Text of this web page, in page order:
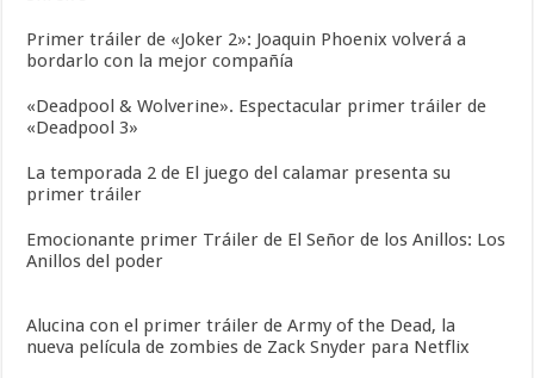
Primer tráiler de «Joker 2»: Joaquin Phoenix volverá a
bordarlo con la mejor compañía
«Deadpool & Wolverine». Espectacular primer tráiler de
«Deadpool 3»
La temporada 2 de El juego del calamar presenta su
primer tráiler
Emocionante primer Tráiler de El Señor de los Anillos: Los
Anillos del poder
Alucina con el primer tráiler de Army of the Dead, la
nueva película de zombies de Zack Snyder para Netflix